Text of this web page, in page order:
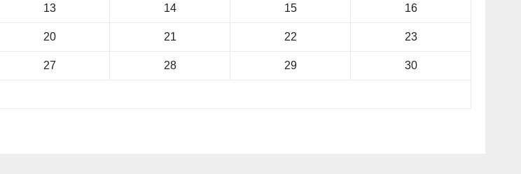
13 14 15 16
20 21 22 23
27 28 29 30